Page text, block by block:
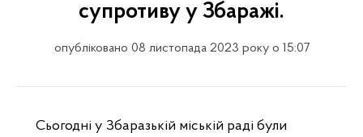
супротиву у Збаражі.
опубліковано 08 листопада 2023 року о 15:07
Сьогодні у Збаразькій міській раді були